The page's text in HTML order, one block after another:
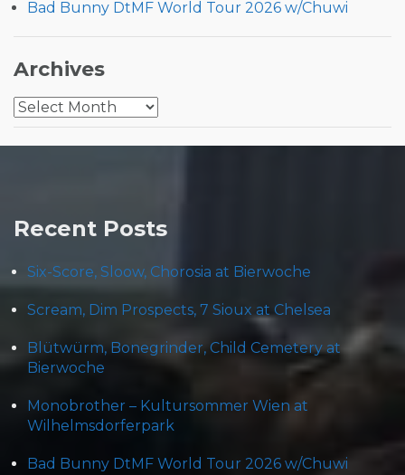
Bad Bunny DtMF World Tour 2026 w/Chuwi
Archives
Archives
Recent Posts
Six-Score, Sloow, Chorosia at Bierwoche
Scream, Dim Prospects, 7 Sioux at Chelsea
Blütwürm, Bonegrinder, Child Cemetery at
Bierwoche
Monobrother – Kultursommer Wien at
Wilhelmsdorferpark
Bad Bunny DtMF World Tour 2026 w/Chuwi